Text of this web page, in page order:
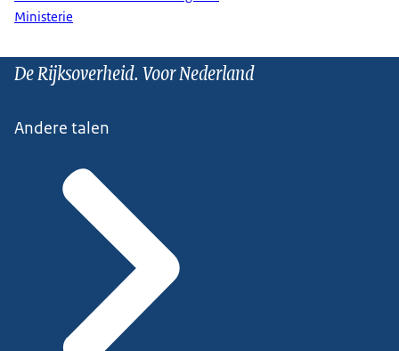
Ministerie
De Rijksoverheid. Voor Nederland
Andere talen